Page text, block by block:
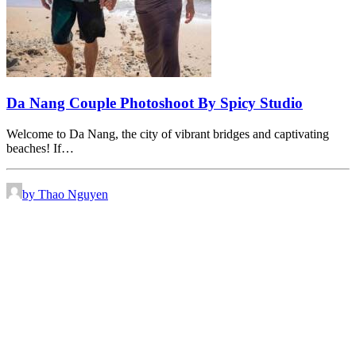
Da Nang Couple Photoshoot By Spicy Studio
Welcome to Da Nang, the city of vibrant bridges and captivating
beaches! If…
by Thao Nguyen